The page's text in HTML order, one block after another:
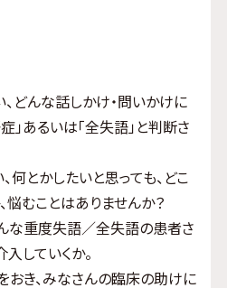
どんな話しかけ・問いかけに
」あるいは「全失語」と判断さ
何とかしたいと思っても、どこ
悩むことはありませんか？
な重度失語／全失語の患者さ
していくか。
おき、みなさんの臨床の助けに